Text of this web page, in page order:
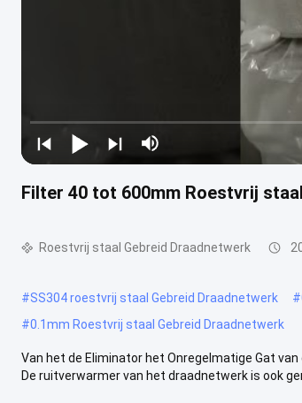
Filter 40 tot 600mm Roestvrij
Roestvrij staal Gebreid Draadnetwerk
#SS304 roestvrij staal Gebreid Draadnetwerk #
#0.1mm Roestvrij staal Gebreid Draadnetwerk
Van het de Eliminator het Onregelmatige Gat
De ruitverwarmer van het draadnetwerk is ook